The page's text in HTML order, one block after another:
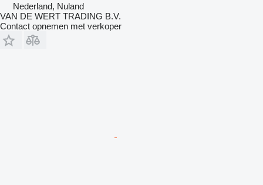
Nederland, Nuland
VAN DE WERT TRADING B.V.
Contact opnemen met verkoper